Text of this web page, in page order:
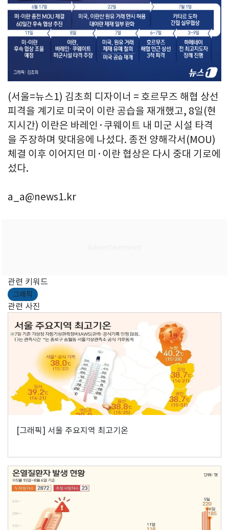
(서울=뉴스1) 김초희 디자이너 = 호르무즈 해협 상선
피격을 계기로 미국이 이란 공습을 재개했고, 8일(현
지시간) 이란은 바레인·쿠웨이트 내 미군 시설 타격
을 주장하며 맞대응에 나섰다. 종전 양해각서(MOU)
체결 이후 이어지던 미·이란 협상은 다시 중대 기로에
섰다.
a_a@news1.kr
관련 키워드
그래픽
관련 사진
[그래픽] 서울 주요지역 최고기온